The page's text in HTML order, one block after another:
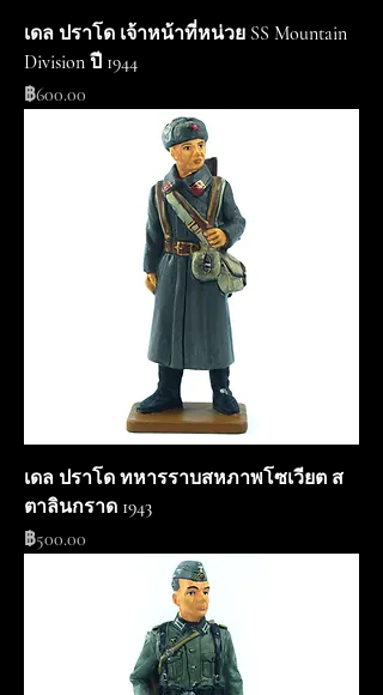
เดล ปราโด เจ้าหน้าที่หน่วย SS Mountain
Division ปี 1944
ราคา
฿600.00
เดล ปราโด ทหารราบสหภาพโซเวียต ส
ตาลินกราด 1943
ราคา
฿500.00